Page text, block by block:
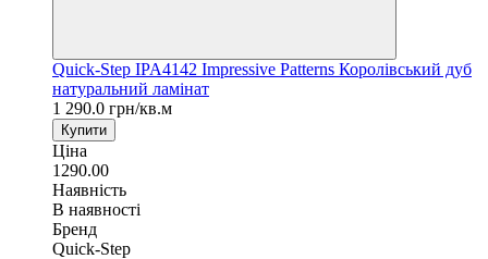
Quick-Step IPA4142 Impressive Patterns Королівський дуб
натуральний ламінат
1 290.0 грн/кв.м
Купити
Ціна
1290.00
Наявність
В наявності
Бренд
Quick-Step